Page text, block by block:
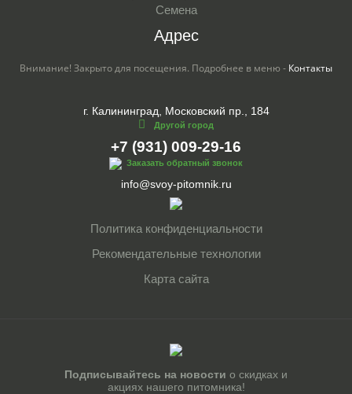
Семена
Адрес
Внимание! Закрыто для посещения. Подробнее в меню - Контакты
г. Калининград, Московский пр., 184
Другой город
+7 (931) 009-29-16
Заказать обратный звонок
info@svoy-pitomnik.ru
Политика конфиденциальности
Рекомендательные технологии
Карта сайта
Подписывайтесь на новости о скидках и
акциях нашего питомника!